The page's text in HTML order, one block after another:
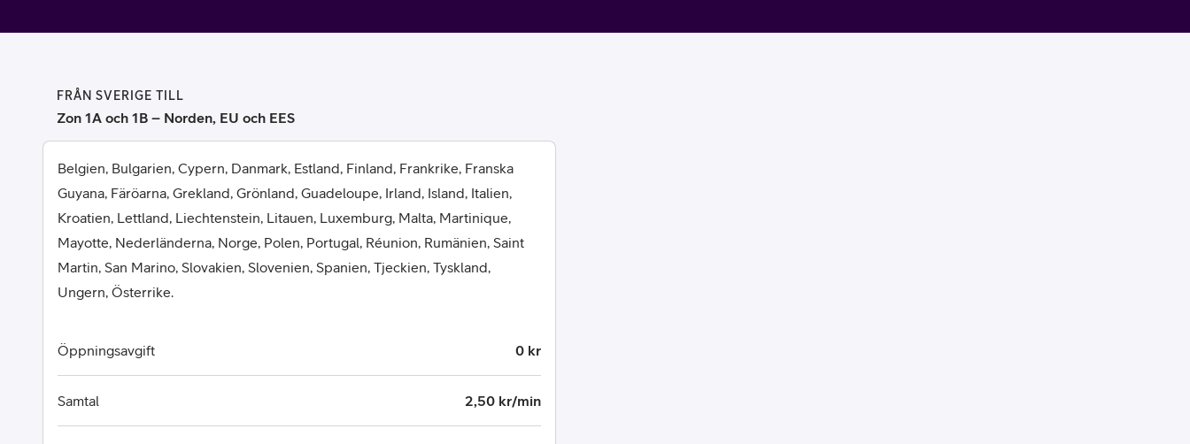
Laddare
Hörlurar
Smartwatches
Apple Watch
Samsung Galaxy Watch
Surfplattor
4G/5G Surfplattor
Wifi Surfplattor
FRÅN SVERIGE TILL
Zon 1A och 1B – Norden, EU och EES
Belgien, Bulgarien, Cypern, Danmark, Estland, Finland, Frankrike, Franska
Guyana, Färöarna, Grekland, Grönland, Guadeloupe, Irland, Island, Italien,
Kroatien, Lettland, Liechtenstein, Litauen, Luxemburg, Malta, Martinique,
Mayotte, Nederländerna, Norge, Polen, Portugal, Réunion, Rumänien, Saint
Martin, San Marino, Slovakien, Slovenien, Spanien, Tjeckien, Tyskland,
Ungern, Österrike.
Öppningsavgift 0 kr
Samtal 2,50 kr/min